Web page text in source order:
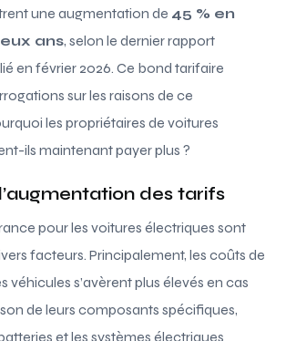
une augmentation de 45 % en
ans, selon le dernier rapport
en février 2026. Ce bond tarifaire
sur les raisons de ce
les propriétaires de voitures
ils maintenant payer plus ?
des tarifs
pour les voitures électriques sont
facteurs. Principalement, les coûts de
véhicules s’avèrent plus élevés en cas
de leurs composants spécifiques,
et les systèmes électriques